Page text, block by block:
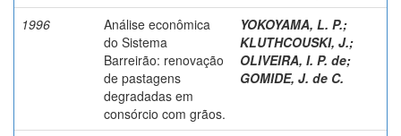
1996
Análise econômica
do Sistema
Barreirão: renovação
de pastagens
degradadas em
consórcio com grãos.
YOKOYAMA, L. P.;
KLUTHCOUSKI, J.;
OLIVEIRA, I. P. de;
GOMIDE, J. de C.